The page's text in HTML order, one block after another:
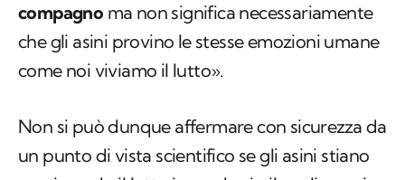
compagno ma non significa necessariamente
che gli asini provino le stesse emozioni umane
come noi viviamo il lutto».
Non si può dunque affermare con sicurezza da
un punto di vista scientifico se gli asini stiano